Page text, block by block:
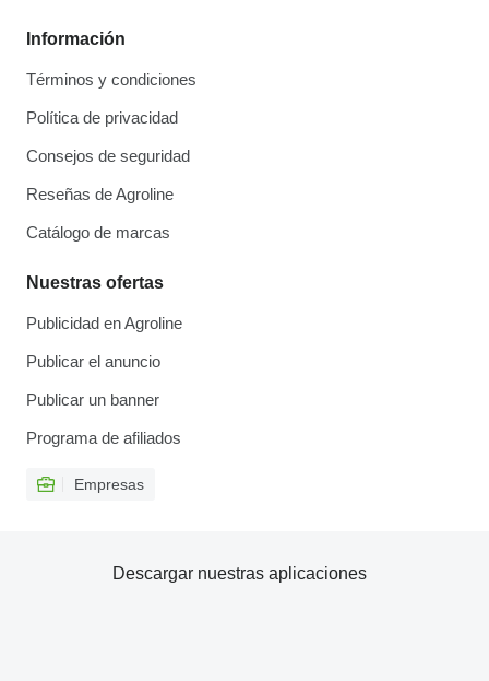
Información
Términos y condiciones
Política de privacidad
Consejos de seguridad
Reseñas de Agroline
Catálogo de marcas
Nuestras ofertas
Publicidad en Agroline
Publicar el anuncio
Publicar un banner
Programa de afiliados
Empresas
Descargar nuestras aplicaciones